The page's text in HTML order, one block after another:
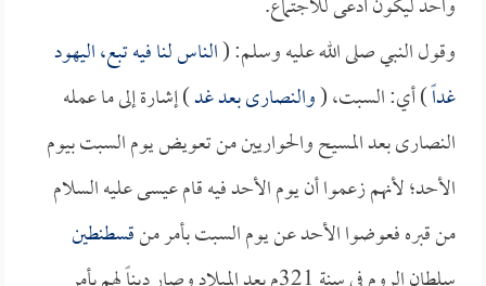
وقول النبي صلى الله عليه وسلم: (الناس لنا فيه تبع، اليهود
غداً) أي: السبت، (والنصارى بعد غد) إشارة إلى ما عمله
النصارى بعد المسيح والحواريين من تعويض يوم السبت بيوم
الأحد؛ لأنهم زعموا أن يوم الأحد فيه قام عيسى عليه السلام
من قبره فعوضوا الأحد عن يوم السبت بأمر منقسطنطين